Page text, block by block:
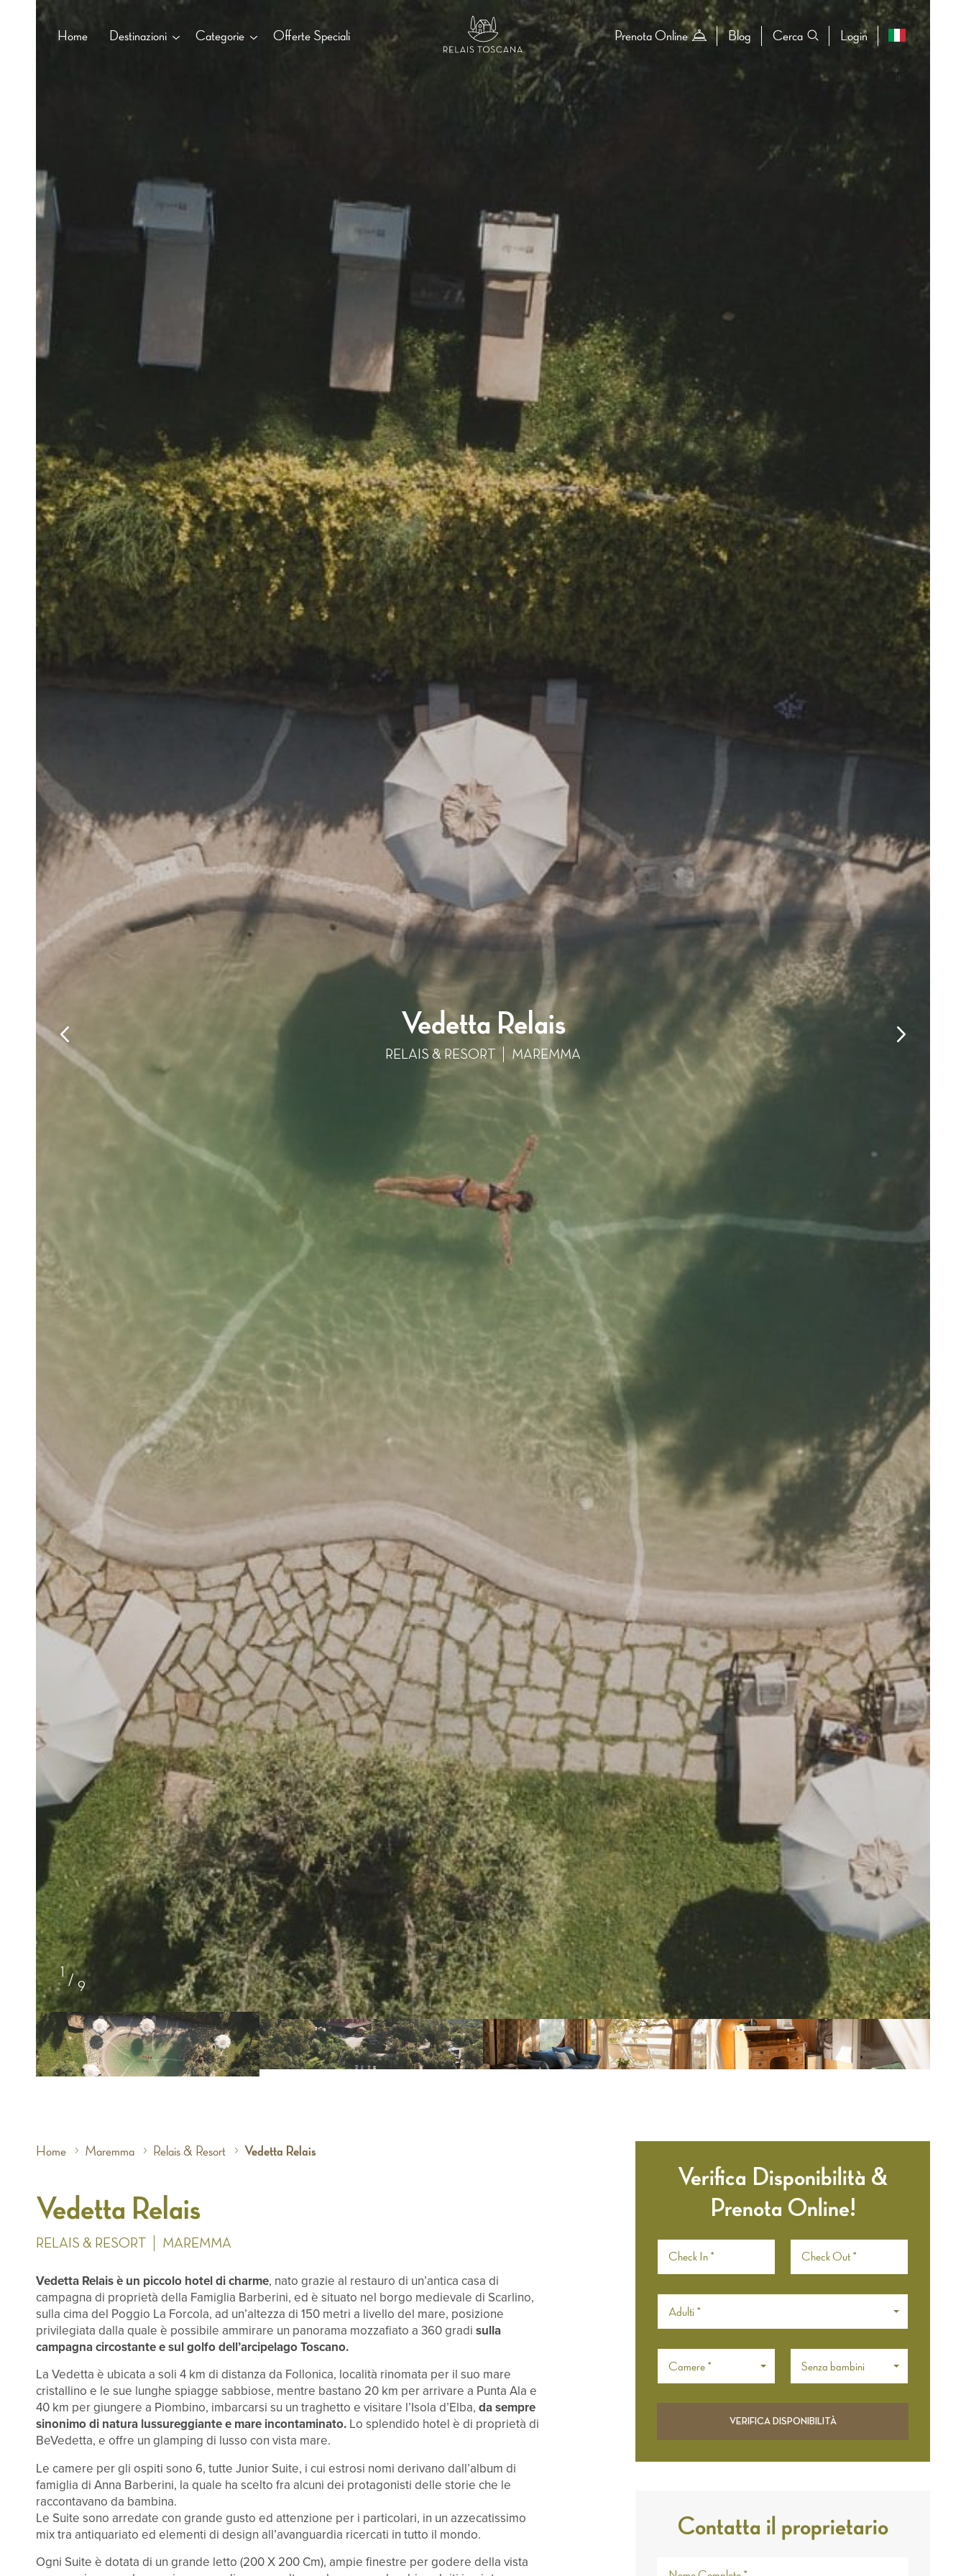
Home Destinazioni Categorie Offerte Speciali Prenota Online Blog Cerca Login
Vedetta Relais
RELAIS & RESORT MAREMMA
1 / 9
Home Maremma Relais & Resort Vedetta Relais
Vedetta Relais
RELAIS & RESORT MAREMMA
Vedetta Relais è un piccolo hotel di charme, nato grazie al restauro di un’antica casa di
campagna di proprietà della Famiglia Barberini, ed è situato nel borgo medievale di Scarlino,
sulla cima del Poggio La Forcola, ad un’altezza di 150 metri a livello del mare, posizione
privilegiata dalla quale è possibile ammirare un panorama mozzafiato a 360 gradi sulla
campagna circostante e sul golfo dell’arcipelago Toscano.
La Vedetta è ubicata a soli 4 km di distanza da Follonica, località rinomata per il suo mare
cristallino e le sue lunghe spiagge sabbiose, mentre bastano 20 km per arrivare a Punta Ala e
40 km per giungere a Piombino, imbarcarsi su un traghetto e visitare l’Isola d’Elba, da sempre
sinonimo di natura lussureggiante e mare incontaminato. Lo splendido hotel è di proprietà di
BeVedetta, e offre un glamping di lusso con vista mare.
Le camere per gli ospiti sono 6, tutte Junior Suite, i cui estrosi nomi derivano dall’album di
famiglia di Anna Barberini, la quale ha scelto fra alcuni dei protagonisti delle storie che le
raccontavano da bambina.
Le Suite sono arredate con grande gusto ed attenzione per i particolari, in un azzecatissimo
mix tra antiquariato ed elementi di design all’avanguardia ricercati in tutto il mondo.
Ogni Suite è dotata di un grande letto (200 X 200 Cm), ampie finestre per godere della vista
Verifica Disponibilità &
Prenota Online!
Adulti *
Camere * Senza bambini
Contatta il proprietario